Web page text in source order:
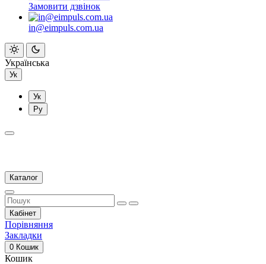
Замовити дзвінок
in@eimpuls.com.ua
Українська
Ук
Ук
Ру
Каталог
Кабінет
Порівняння
Закладки
0 Кошик
Кошик